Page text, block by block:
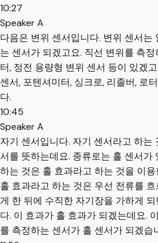
10:27
Speaker A
다음은 변위 센서입니다. 변위 센서는
는 센서가 되겠고요. 직선 변위를 측
터, 정전 용량형 변위 센서 등이 있겠
센서, 포텐셔미터, 싱크로, 리졸버, 로
다.
10:45
Speaker A
자기 센서입니다. 자기 센서라고 하는
서를 뜻하는데요. 종류로는 홀 센서가
하는 것은 홀 효과라고 하는 것을 이
홀 효과라고 하는 것은 우선 전류를
게 한 뒤에 수직한 자기장을 가하게
다. 이 효과가 홀 효과가 되겠는데요.
를 측정하는 센서가 홀 센서가 되겠습